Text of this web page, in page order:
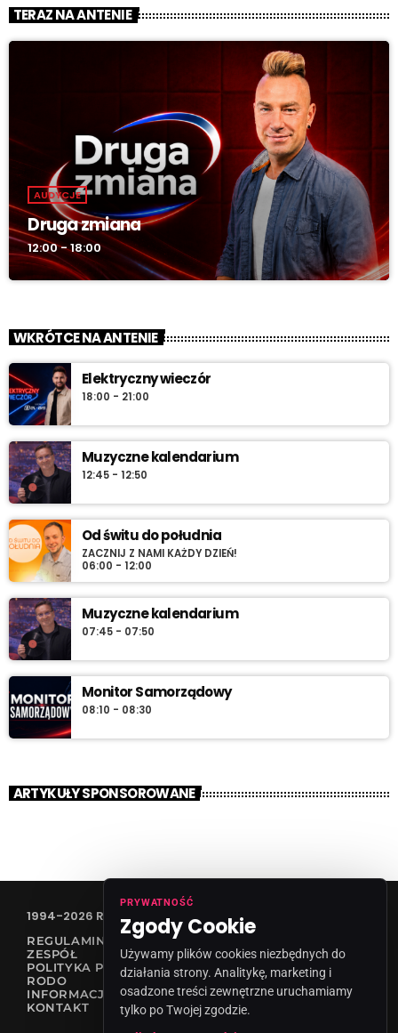
TERAZ NA ANTENIE
AUDYCJE
Druga zmiana
12:00 - 18:00
WKRÓTCE NA ANTENIE
Elektryczny wieczór
18:00 - 21:00
Muzyczne kalendarium
12:45 - 12:50
Od świtu do południa
ZACZNIJ Z NAMI KAŻDY DZIEŃ!
06:00 - 12:00
Muzyczne kalendarium
07:45 - 07:50
Monitor Samorządowy
08:10 - 08:30
ARTYKUŁY SPONSOROWANE
1994-2026 RADIO VANESSA SPÓŁKA Z O.O
REGULAMIN KONKURSÓW
ZESPÓŁ
POLITYKA PRYWATNOŚCI
RODO
INFORMACJA O NADAWCY
KONTAKT
PRYWATNOŚĆ
Zgody Cookie
Używamy plików cookies niezbędnych do
działania strony. Analitykę, marketing i
osadzone treści zewnętrzne uruchamiamy
tylko po Twojej zgodzie.